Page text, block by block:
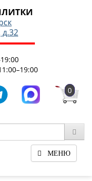
д.32
0
МЕНЮ